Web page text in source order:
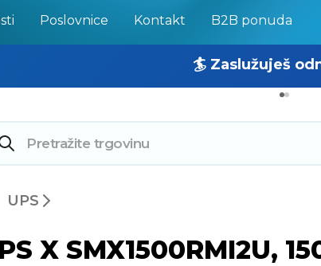
Poslovnice Kontakt B2B ponuda
🏄 Zaslužuješ
🔥 OUTLET: TOTALNA
UPS
X SMX1500RMI2U,